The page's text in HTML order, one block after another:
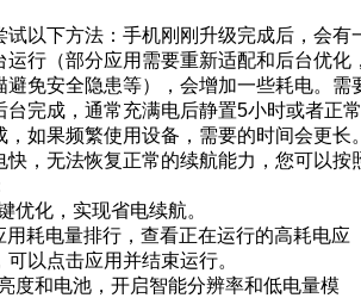
试以下方法：手机刚刚升级完成后，会有
运行（部分应用需要重新适配和后台优化
避免安全隐患等），会增加一些耗电。需
台完成，通常充满电后静置5小时或者正常
，如果频繁使用设备，需要的时间会更长
快，无法恢复正常的续航能力，您可以按
优化，实现省电续航。
用耗电量排行，查看正在运行的高耗电应
以点击应用并结束运行。
度和电池，开启智能分辨率和低电量模